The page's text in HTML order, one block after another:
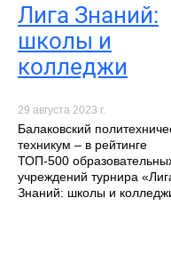
Лига Знаний:
школы и
колледжи
29 августа 2023 г.
Балаковский
техникум – в рейтинге
ТОП-500
учреждений турнира
Знаний: школы и